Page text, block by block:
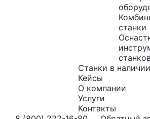
станки
Станки в наличии
Кейсы
О компании
Услуги
Контакты